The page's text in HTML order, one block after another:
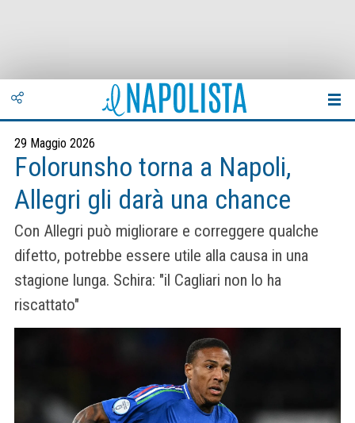
29 Maggio 2026
Folorunsho torna a Napoli,
Allegri gli darà una chance
Con Allegri può migliorare e correggere qualche
difetto, potrebbe essere utile alla causa in una
stagione lunga. Schira: "il Cagliari non lo ha
riscattato"